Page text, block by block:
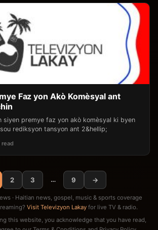
Faz yon Akò Komèsyal ant
siyen premye faz yon akò komèsyal ki byen
rediksyon tansyon ant 2&hellip;
read
2 3 … 9 →
· Haitian news, gospel, music & sports coverage
Visit Televizyon Lakay for live TV & radio.
this website, you acknowledge that you have read,